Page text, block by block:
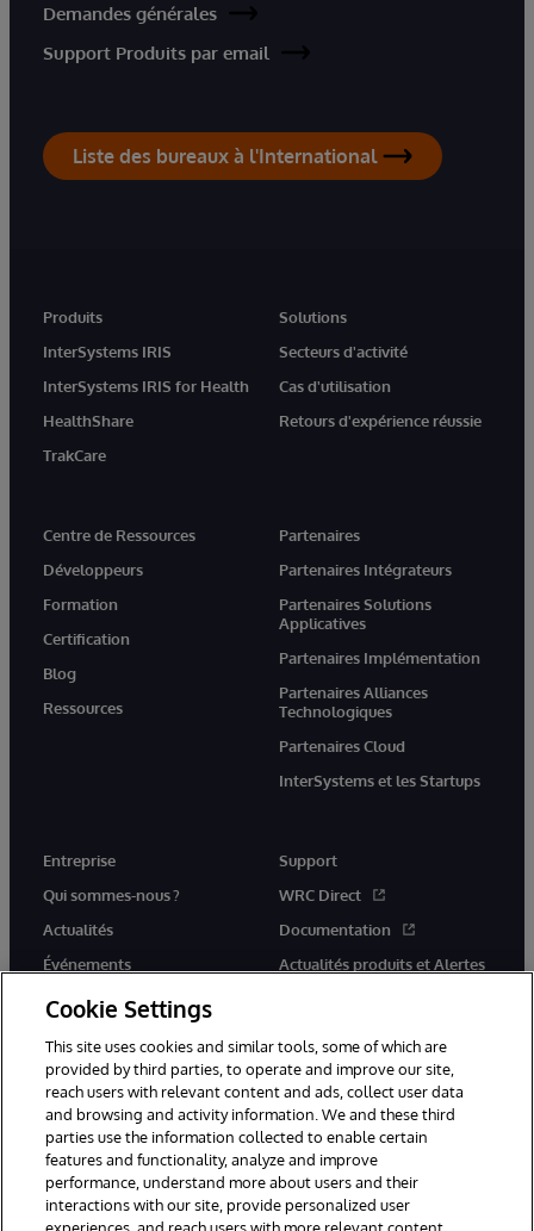
Demandes générales
Support Produits par email
Liste des bureaux à l'International
Produits
InterSystems IRIS
InterSystems IRIS for Health
HealthShare
TrakCare
Solutions
Secteurs d'activité
Cas d'utilisation
Retours d'expérience réussie
Centre de Ressources
Développeurs
Formation
Certification
Blog
Ressources
Partenaires
Partenaires Intégrateurs
Partenaires Solutions
Applicatives
Partenaires Implémentation
Partenaires Alliances
Technologiques
Partenaires Cloud
InterSystems et les Startups
Entreprise
Qui sommes-nous ?
Actualités
Événements
Rejoignez-nous
Support
WRC Direct
Documentation
Actualités produits et Alertes
© 1996-2026 InterSystems Corporation, Cambridge, MA. Tous droits
réservés.
Mentions légales
Cookie Settings
This site uses cookies and similar tools, some of which are
provided by third parties, to operate and improve our site,
reach users with relevant content and ads, collect user data
and browsing and activity information. We and these third
parties use the information collected to enable certain
features and functionality, analyze and improve
performance, understand more about users and their
interactions with our site, provide personalized user